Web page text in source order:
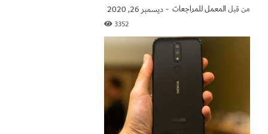
من قبلالمعمل للمراجعات -ديسمبر 26, 2020
3352